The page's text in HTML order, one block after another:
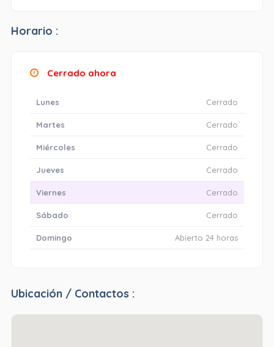
Horario :
Cerrado ahora
Lunes Cerrado
Martes Cerrado
Miércoles Cerrado
Jueves Cerrado
Viernes Cerrado
Sábado Cerrado
Domingo Abierto 24 horas
Ubicación / Contactos :